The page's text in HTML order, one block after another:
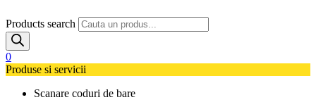
Products search
0
Produse si servicii
Scanare coduri de bare